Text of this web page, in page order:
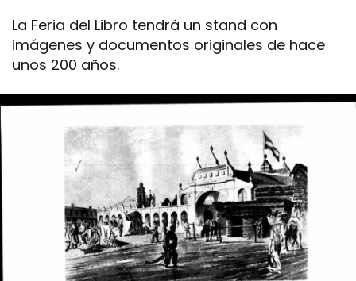
La Feria del Libro tendrá un stand con
imágenes y documentos originales de hace
unos 200 años.